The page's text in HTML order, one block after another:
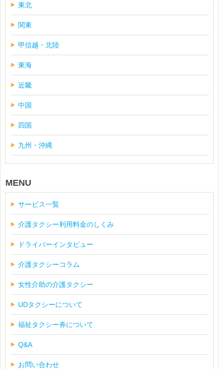
東北
関東
甲信越・北陸
東海
近畿
中国
四国
九州・沖縄
MENU
サービス一覧
介護タクシー利用料金のしくみ
ドライバーインタビュー
介護タクシーコラム
女性介助の介護タクシー
UDタクシーについて
福祉タクシー券について
Q&A
お問い合わせ